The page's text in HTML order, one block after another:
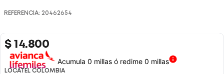
REFERENCIA: 20462654
$ 14.800
Acumula 0 millas ó redime 0 millas
LOCATEL COLOMBIA